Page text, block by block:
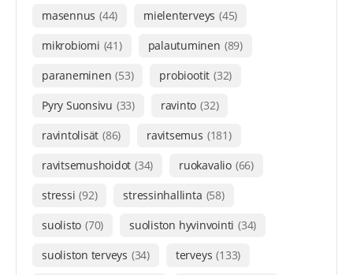
masennus (44) mielenterveys (45)
mikrobiomi (41) palautuminen (89)
paraneminen (53) probiootit (32)
Pyry Suonsivu (33) ravinto (32)
ravintolisät (86) ravitsemus (181)
ravitsemushoidot (34) ruokavalio (66)
stressi (92) stressinhallinta (58)
suolisto (70) suoliston hyvinvointi (34)
suoliston terveys (34) terveys (133)